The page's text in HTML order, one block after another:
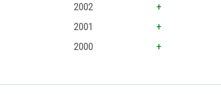
2002
2001
2000